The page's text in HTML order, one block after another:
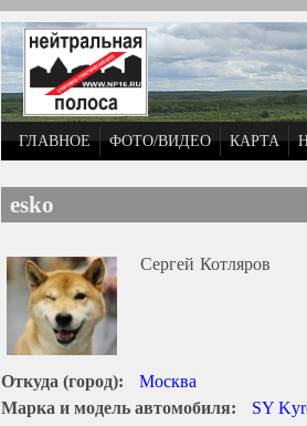
ГЛАВНОЕ ФОТО/ВИДЕО КАРТА
esko
Сергей Котляров
Откуда (город):
Москва
Марка и модель автомобиля:
SY